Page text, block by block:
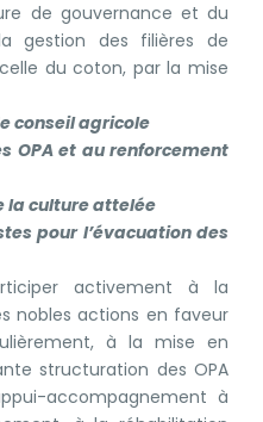
de gouvernance et du
gestion des filières de
du coton, par la mise
conseil agricole
OPA et au renforcement
la culture attelée
pour l’évacuation des
activement à la
nobles actions en faveur
à la mise en
structuration des OPA
accompagnement à